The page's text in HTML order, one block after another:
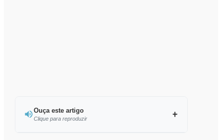
Ouça este artigo
Clique para reproduzir